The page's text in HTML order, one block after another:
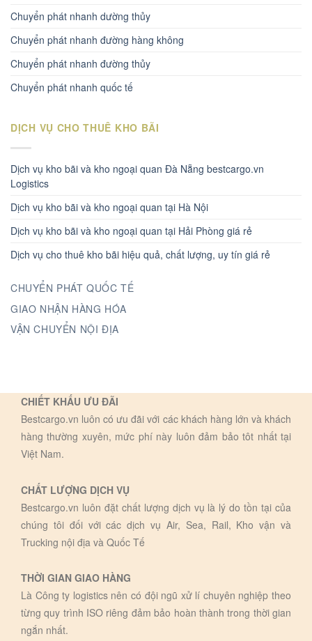
Chuyển phát nhanh dường thủy
Chuyển phát nhanh đường hàng không
Chuyển phát nhanh đường thủy
Chuyển phát nhanh quốc tế
DỊCH VỤ CHO THUÊ KHO BÃI
Dịch vụ kho bãi và kho ngoại quan Đà Nẵng bestcargo.vn
Logistics
Dịch vụ kho bãi và kho ngoại quan tại Hà Nội
Dịch vụ kho bãi và kho ngoại quan tại Hải Phòng giá rẻ
Dịch vụ cho thuê kho bãi hiệu quả, chất lượng, uy tín giá rẻ
CHUYỂN PHÁT QUỐC TẾ
GIAO NHẬN HÀNG HÓA
VẬN CHUYỂN NỘI ĐỊA
CHIẾT KHẤU ƯU ĐÃI
Bestcargo.vn luôn có ưu đãi với các khách hàng lớn và khách
hàng thường xuyên, mức phí này luôn đảm bảo tôt nhất tại
Việt Nam.
CHẤT LƯỢNG DỊCH VỤ
Bestcargo.vn luôn đặt chất lượng dịch vụ là lý do tồn tại của
chúng tôi đối với các dịch vụ Air, Sea, Rail, Kho vận và
Trucking nội địa và Quốc Tế
THỜI GIAN GIAO HÀNG
Là Công ty logistics nên có đội ngũ xử lí chuyên nghiệp theo
từng quy trình ISO riêng đảm bảo hoàn thành trong thời gian
ngắn nhất.